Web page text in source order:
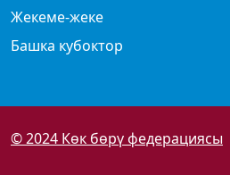
Жекеме-жеке
Башка кубоктор
© 2024 Көк бөрү федерациясы